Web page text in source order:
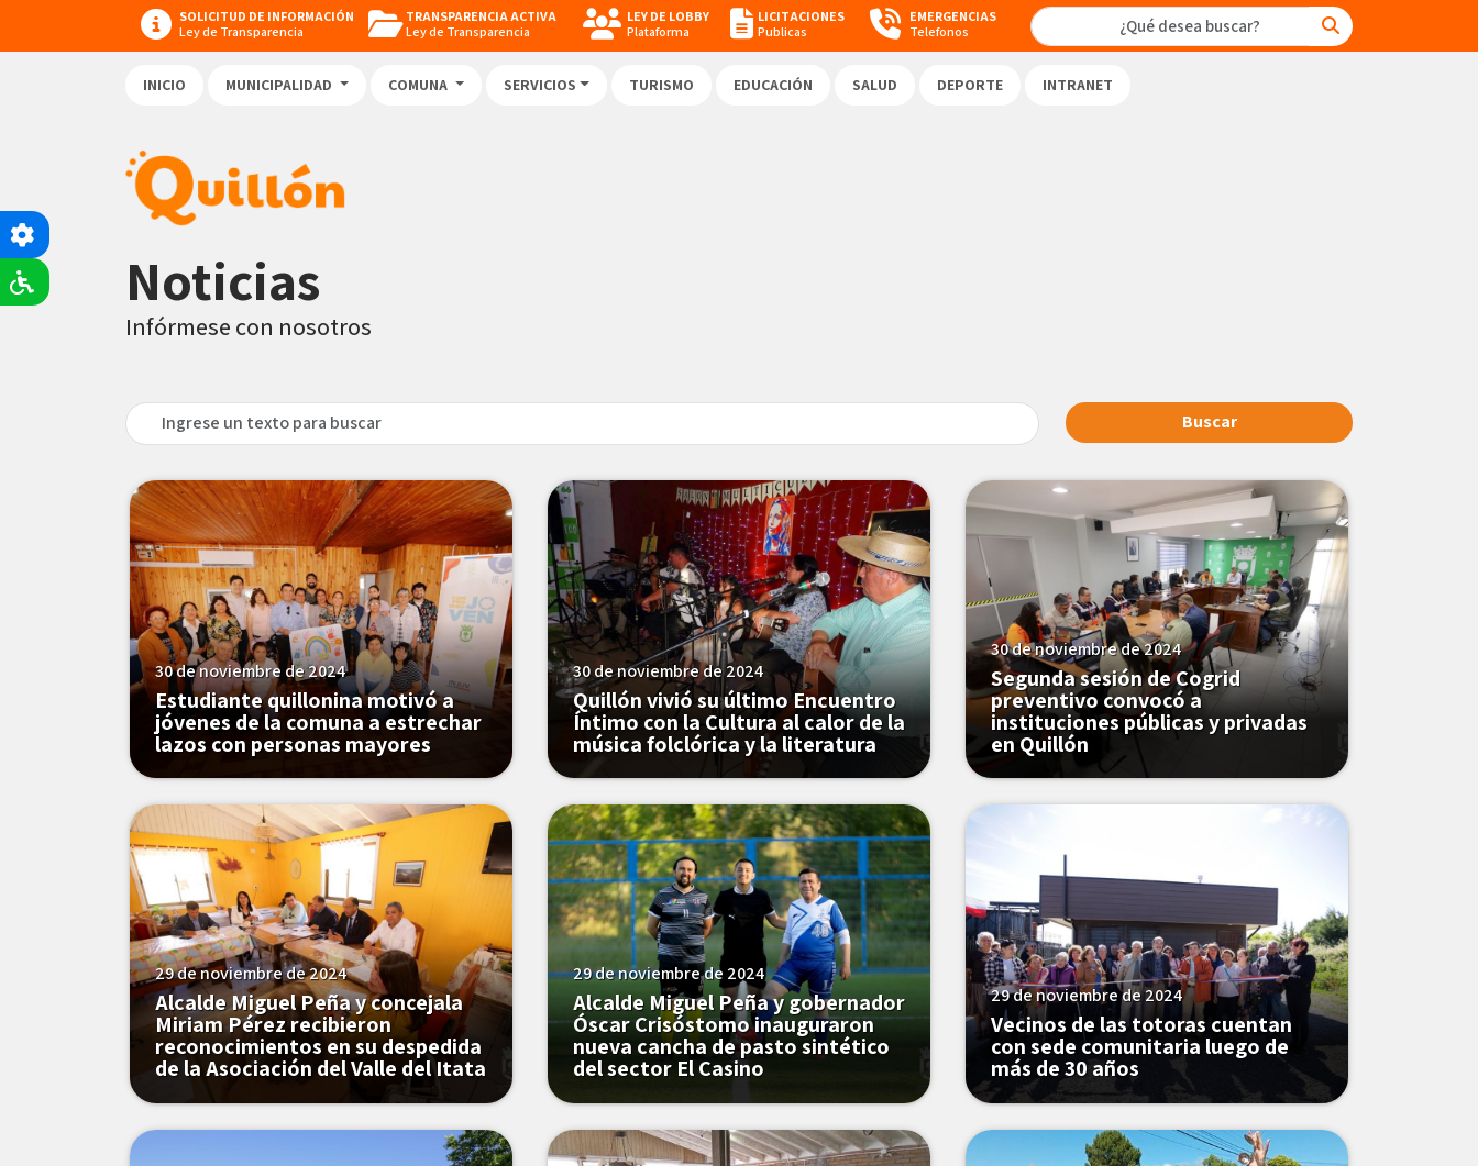
SOLICITUD DE INFORMACIÓN
Ley de Transparencia
TRANSPARENCIA ACTIVA
Ley de Transparencia
LEY DE LOBBY
Plataforma
LICITACIONES
Publicas
EMERGENCIAS
Telefonos
INICIO MUNICIPALIDAD COMUNA SERVICIOS TURISMO EDUCACIÓN SALUD DEPORTE INTRANET
Noticias
Infórmese con nosotros
Buscar
30 de noviembre de 2024
Estudiante quillonina motivó a
jóvenes de la comuna a estrechar
lazos con personas mayores
30 de noviembre de 2024
Quillón vivió su último Encuentro
Íntimo con la Cultura al calor de la
música folclórica y la literatura
30 de noviembre de 2024
Segunda sesión de Cogrid
preventivo convocó a
instituciones públicas y privadas
en Quillón
29 de noviembre de 2024
Alcalde Miguel Peña y concejala
Miriam Pérez recibieron
reconocimientos en su despedida
de la Asociación del Valle del Itata
29 de noviembre de 2024
Alcalde Miguel Peña y gobernador
Óscar Crisóstomo inauguraron
nueva cancha de pasto sintético
del sector El Casino
29 de noviembre de 2024
Vecinos de las totoras cuentan
con sede comunitaria luego de
más de 30 años